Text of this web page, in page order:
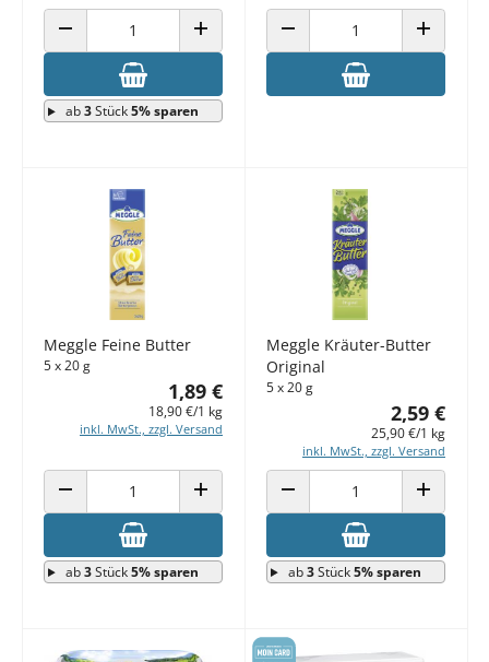
ANZAHL VERRINGERN ANZAHL ERHÖHEN
ab3Stück5% sparen
ANZAHL VERRINGERN ANZAHL
Meggle Feine Butter
5 x 20 g
1,89 €
18,90 €/1 kg
inkl. MwSt., zzgl. Versand
ANZAHL VERRINGERN ANZAHL ERHÖHEN
ab3Stück5% sparen
Meggle Kräuter-Butter
Original
5 x 20 g
2,59 €
25,90 €/1 kg
inkl. MwSt., zzgl. Versand
ANZAHL VERRINGERN ANZAHL
ab3Stück5% sparen